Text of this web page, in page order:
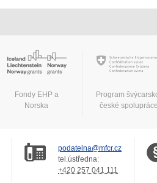
Fondy EHP a
Norska
Program
české
podatelna@mfcr.cz
tel.ústředna:
+420 257 041 111